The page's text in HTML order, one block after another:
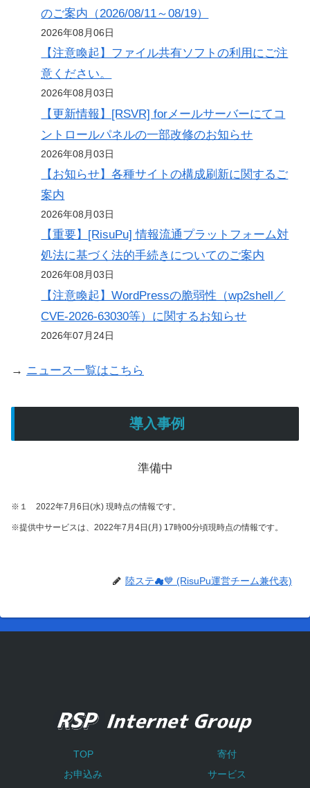
のご案内（2026/08/11～08/19）
2026年08月06日
【注意喚起】ファイル共有ソフトの利用にご注
意ください。
2026年08月03日
【更新情報】[RSVR] forメールサーバーにてコ
ントロールパネルの一部改修のお知らせ
2026年08月03日
【お知らせ】各種サイトの構成刷新に関するご
案内
2026年08月03日
【重要】[RisuPu] 情報流通プラットフォーム対
処法に基づく法的手続きについてのご案内
2026年08月03日
【注意喚起】WordPressの脆弱性（wp2shell／
CVE-2026-63030等）に関するお知らせ
2026年07月24日
→ ニュース一覧はこちら
導入事例
準備中
※１ 2022年7月6日(水) 現時点の情報です。
※提供中サービスは、2022年7月4日(月) 17時00分頃現時点の情報です。
陸ステ☁💙 (RisuPu運営チーム兼代表)
TOP
寄付
お申込み
サービス